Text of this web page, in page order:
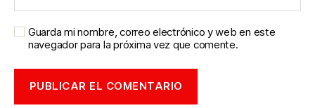
Guarda mi nombre, correo electrónico y web en este
navegador para la próxima vez que comente.